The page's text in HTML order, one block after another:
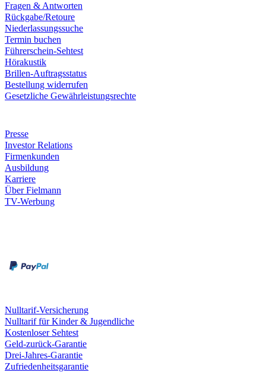
Fragen & Antworten
Rückgabe/Retoure
Niederlassungssuche
Termin buchen
Führerschein-Sehtest
Hörakustik
Brillen-Auftragsstatus
Bestellung widerrufen
Gesetzliche Gewährleistungsrechte
Presse
Investor Relations
Firmenkunden
Ausbildung
Karriere
Über Fielmann
TV-Werbung
Nulltarif-Versicherung
Nulltarif für Kinder & Jugendliche
Kostenloser Sehtest
Geld-zurück-Garantie
Drei-Jahres-Garantie
Zufriedenheitsgarantie